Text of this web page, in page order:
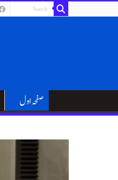
صفحہ اول